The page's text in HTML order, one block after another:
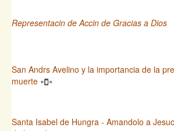
Representacin de Accin de Gracias a Dios
San Andrs Avelino y la importancia de la
muerte
Santa Isabel de Hungra - Amandolo a